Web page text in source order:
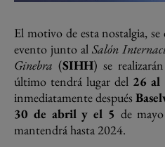
El motivo de esta nostalgia,
evento junto al Salón
Ginebra (SIHH) se
último tendrá lugar del 26 al
inmediatamente después
30 de abril y el 5 de
mantendrá hasta 2024.